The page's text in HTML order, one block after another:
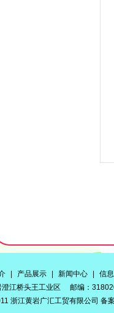
产品展示 新闻中心
信
澄江桥头王工业区 邮编：
浙江黄岩广汇工贸有限公司 备